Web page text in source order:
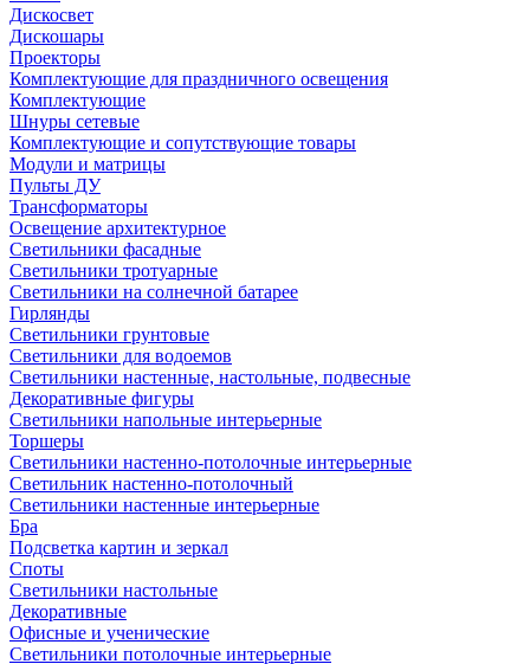
Дискосвет
Дискошары
Проекторы
Комплектующие для праздничного освещения
Комплектующие
Шнуры сетевые
Комплектующие и сопутствующие товары
Модули и матрицы
Пульты ДУ
Трансформаторы
Освещение архитектурное
Светильники фасадные
Светильники тротуарные
Светильники на солнечной батарее
Гирлянды
Светильники грунтовые
Светильники для водоемов
Светильники настенные, настольные, подвесные
Декоративные фигуры
Светильники напольные интерьерные
Торшеры
Светильники настенно-потолочные интерьерные
Светильник настенно-потолочный
Светильники настенные интерьерные
Бра
Подсветка картин и зеркал
Споты
Светильники настольные
Декоративные
Офисные и ученические
Светильники потолочные интерьерные